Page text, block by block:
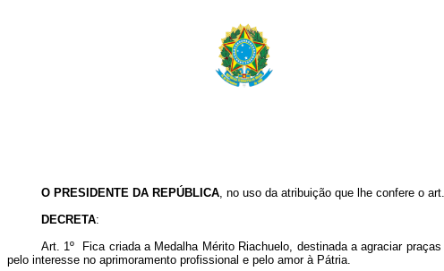
O PRESIDENTE DA REPÚBLICA, no uso da atribuição que lhe confere o
DECRETA:
Art. 1º Fica criada a Medalha Mérito Riachuelo, destinada a agraciar
pelo interesse no aprimoramento profissional e pelo amor à Pátria.